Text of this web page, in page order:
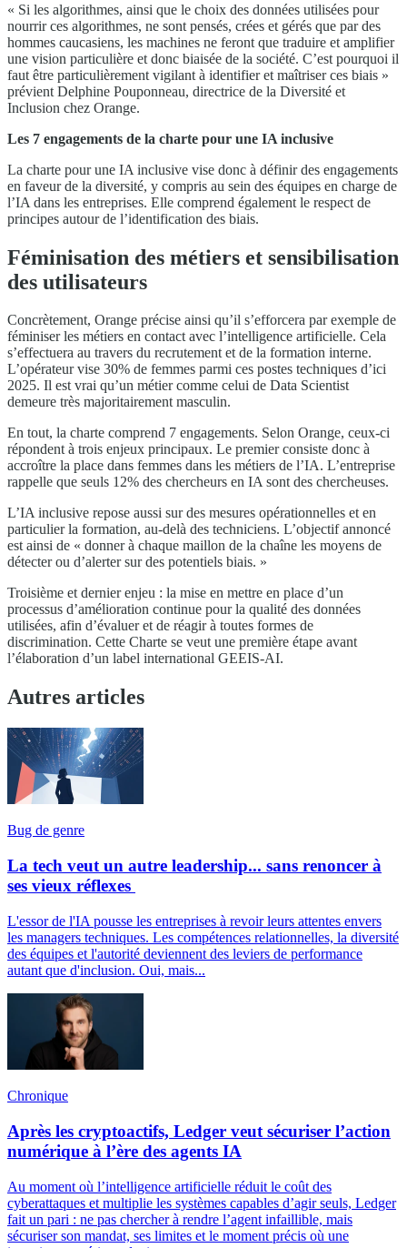
« Si les algorithmes, ainsi que le choix des données utilisées pour
nourrir ces algorithmes, ne sont pensés, crées et gérés que par des
hommes caucasiens, les machines ne feront que traduire et amplifier
une vision particulière et donc biaisée de la société. C’est pourquoi il
faut être particulièrement vigilant à identifier et maîtriser ces biais »
prévient Delphine Pouponneau, directrice de la Diversité et
Inclusion chez Orange.
Les 7 engagements de la charte pour une IA inclusive
La charte pour une IA inclusive vise donc à définir des engagements
en faveur de la diversité, y compris au sein des équipes en charge de
l’IA dans les entreprises. Elle comprend également le respect de
principes autour de l’identification des biais.
Féminisation des métiers et sensibilisation
des utilisateurs
Concrètement, Orange précise ainsi qu’il s’efforcera par exemple de
féminiser les métiers en contact avec l’intelligence artificielle. Cela
s’effectuera au travers du recrutement et de la formation interne.
L’opérateur vise 30% de femmes parmi ces postes techniques d’ici
2025. Il est vrai qu’un métier comme celui de Data Scientist
demeure très majoritairement masculin.
En tout, la charte comprend 7 engagements. Selon Orange, ceux-ci
répondent à trois enjeux principaux. Le premier consiste donc à
accroître la place dans femmes dans les métiers de l’IA. L’entreprise
rappelle que seuls 12% des chercheurs en IA sont des chercheuses.
L’IA inclusive repose aussi sur des mesures opérationnelles et en
particulier la formation, au-delà des techniciens. L’objectif annoncé
est ainsi de « donner à chaque maillon de la chaîne les moyens de
détecter ou d’alerter sur des potentiels biais. »
Troisième et dernier enjeu : la mise en mettre en place d’un
processus d’amélioration continue pour la qualité des données
utilisées, afin d’évaluer et de réagir à toutes formes de
discrimination. Cette Charte se veut une première étape avant
l’élaboration d’un label international GEEIS-AI.
Autres articles
Bug de genre
La tech veut un autre leadership... sans renoncer à
ses vieux réflexes
L'essor de l'IA pousse les entreprises à revoir leurs attentes envers
les managers techniques. Les compétences relationnelles, la diversité
des équipes et l'autorité deviennent des leviers de performance
autant que d'inclusion. Oui, mais...
Chronique
Après les cryptoactifs, Ledger veut sécuriser l’action
numérique à l’ère des agents IA
Au moment où l’intelligence artificielle réduit le coût des
cyberattaques et multiplie les systèmes capables d’agir seuls, Ledger
fait un pari : ne pas chercher à rendre l’agent infaillible, mais
sécuriser son mandat, ses limites et le moment précis où une